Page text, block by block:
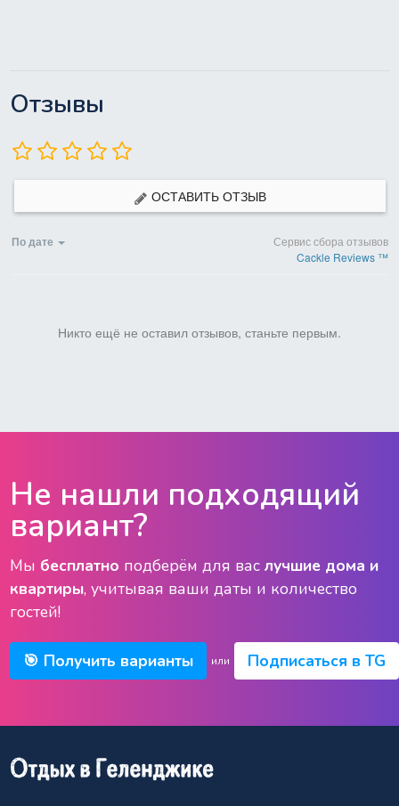
Отзывы
ОСТАВИТЬ ОТЗЫВ
По дате
Сервис сбора отзывов
Cackle Reviews ™
Никто ещё не оставил отзывов, станьте первым.
Не нашли подходящий
вариант?
Мы бесплатно подберём для вас лучшие дома и
квартиры, учитывая ваши даты и количество
гостей!
🎯 Получить варианты или Подписаться в TG